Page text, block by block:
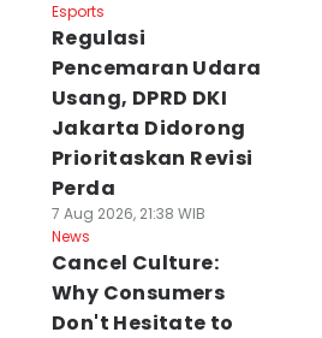
Esports
Regulasi
Pencemaran Udara
Usang, DPRD DKI
Jakarta Didorong
Prioritaskan Revisi
Perda
7 Aug 2026, 21:38 WIB
News
Cancel Culture:
Why Consumers
Don't Hesitate to